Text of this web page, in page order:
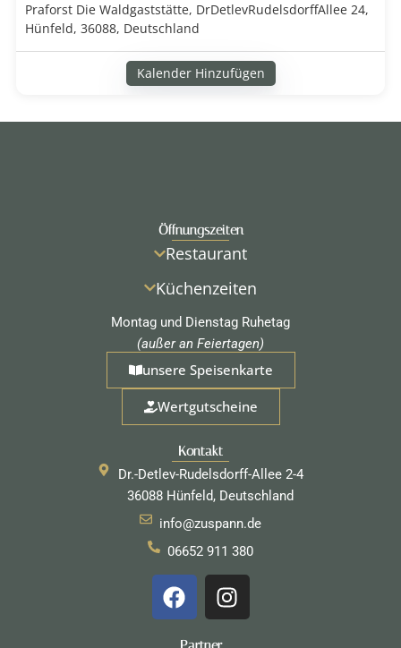
Praforst Die Waldgaststätte, DrDetlevRudelsdorffAllee 24,
Hünfeld, 36088, Deutschland
Kalender Hinzufügen
Öffnungszeiten
Restaurant
Küchenzeiten
Montag und Dienstag Ruhetag
(außer an Feiertagen)
unsere Speisenkarte
Wertgutscheine
Kontakt
Dr.-Detlev-Rudelsdorff-Allee 2-4
36088 Hünfeld, Deutschland
info@zuspann.de
06652 911 380
F
a
c
I
n
s